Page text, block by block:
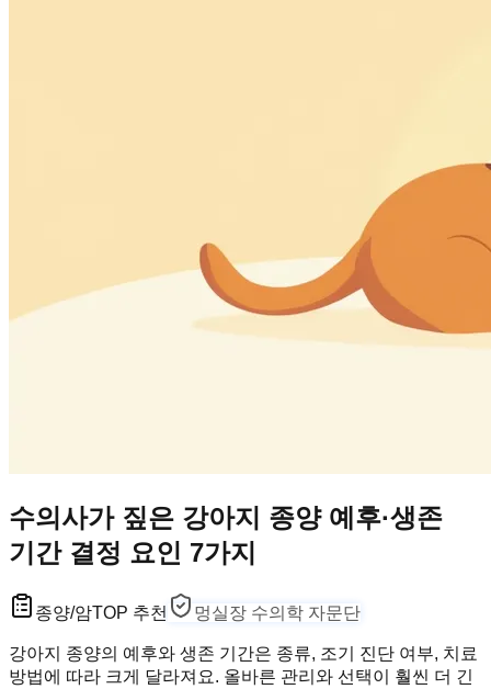
수의사가 짚은 강아지 종양 예후·생존
기간 결정 요인 7가지
종양/암TOP 추천 멍실장 수의학 자문단
강아지 종양의 예후와 생존 기간은 종류, 조기 진단 여부, 치료
방법에 따라 크게 달라져요. 올바른 관리와 선택이 훨씬 더 긴